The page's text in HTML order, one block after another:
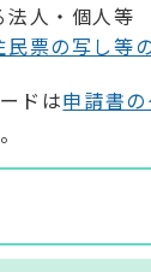
人・個人等
民票の写し等
ドは申請書の